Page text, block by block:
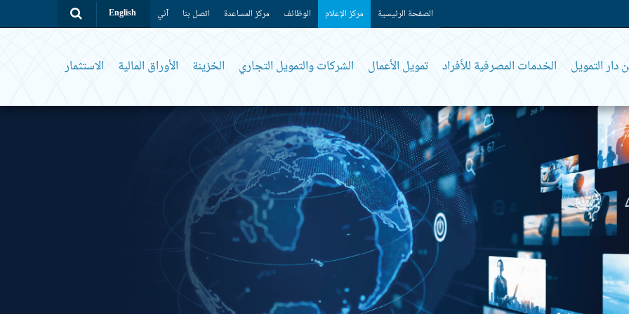
الصفحة الرئيسية مركز الإعلام الوظائف مركز المساعدة اتصل بنا آني English
دار التمويل الخدمات المصرفية للأفراد تمويل الأعمال الشركات والتمويل التجاري الخزينة الأوراق المالية الاستثمار